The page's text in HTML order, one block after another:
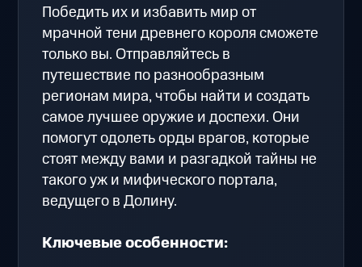
Победить их и избавить мир от
мрачной тени древнего короля сможете
только вы. Отправляйтесь в
путешествие по разнообразным
регионам мира, чтобы найти и создать
самое лучшее оружие и доспехи. Они
помогут одолеть орды врагов, которые
стоят между вами и разгадкой тайны не
такого уж и мифического портала,
ведущего в Долину.
Ключевые особенности: